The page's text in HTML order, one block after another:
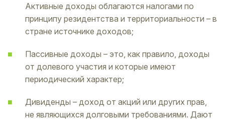
Активные доходы облагаются налогами по
принципу резидентства и территориальности – в
стране источнике доходов;
Пассивные доходы – это, как правило, доходы
от долевого участия и которые имеют
периодический характер;
Дивиденды – доход от акций или других прав,
не являющихся долговыми требованиями. Дают